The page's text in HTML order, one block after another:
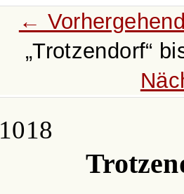
←
Trotzendorf
1018